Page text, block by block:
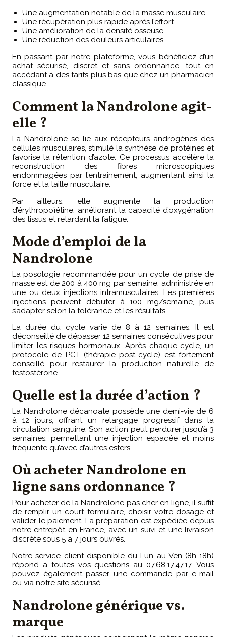
Une augmentation notable de la masse musculaire
Une récupération plus rapide après l’effort
Une amélioration de la densité osseuse
Une réduction des douleurs articulaires
En passant par notre plateforme, vous bénéficiez d’un
achat sécurisé, discret et sans ordonnance, tout en
accédant à des tarifs plus bas que chez un pharmacien
classique.
Comment la Nandrolone agit-
elle ?
La Nandrolone se lie aux récepteurs androgènes des
cellules musculaires, stimulé la synthèse de protéines et
favorise la rétention d’azote. Ce processus accélère la
reconstruction des fibres microscopiques
endommagées par l’entraînement, augmentant ainsi la
force et la taille musculaire.
Par ailleurs, elle augmente la production
d’érythropoïétine, améliorant la capacité d’oxygénation
des tissus et retardant la fatigue.
Mode d’emploi de la
Nandrolone
La posologie recommandée pour un cycle de prise de
masse est de 200 à 400 mg par semaine, administrée en
une ou deux injections intramusculaires. Les premières
injections peuvent débuter à 100 mg/semaine, puis
s’adapter selon la tolérance et les résultats.
La durée du cycle varie de 8 à 12 semaines. Il est
déconseillé de dépasser 12 semaines consécutives pour
limiter les risques hormonaux. Après chaque cycle, un
protocole de PCT (thérapie post-cycle) est fortement
conseillé pour restaurer la production naturelle de
testostérone.
Quelle est la durée d’action ?
La Nandrolone décanoate possède une demi-vie de 6
à 12 jours, offrant un relargage progressif dans la
circulation sanguine. Son action peut perdurer jusqu’à 3
semaines, permettant une injection espacée et moins
fréquente qu’avec d’autres esters.
Où acheter Nandrolone en
ligne sans ordonnance ?
Pour acheter de la Nandrolone pas cher en ligne, il suffit
de remplir un court formulaire, choisir votre dosage et
valider le paiement. La préparation est expédiée depuis
notre entrepôt en France, avec un suivi et une livraison
discrète sous 5 à 7 jours ouvrés.
Notre service client disponible du Lun au Ven (8h-18h)
répond à toutes vos questions au 07.68.17.47.17. Vous
pouvez également passer une commande par e-mail
ou via notre site sécurisé.
Nandrolone générique vs.
marque